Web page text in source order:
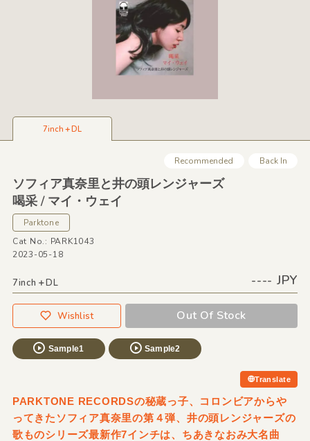
7inch＋DL
Recommended Back In
ソフィア真奈里と井の頭レンジャーズ
喝采 /マイ・ウェイ
Parktone
Cat No.: PARK1043
2023-05-18
7inch＋DL ---- JPY
Wishlist Out Of Stock
Sample1 Sample2
Translate
PARKTONE RECORDSの秘蔵っ子、コロンビアからや
ってきたソフィア真奈里の第４弾、井の頭レンジャーズの
歌ものシリーズ最新作7インチは、ちあきなおみ大名曲